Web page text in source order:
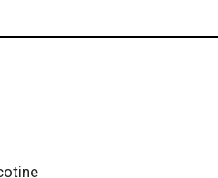
d’emploi.